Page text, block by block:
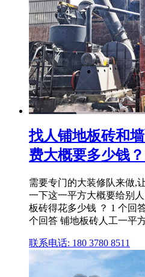
找人铺地板砖和
费大概要多少钱
需要专门的大装修队来做,
一下这一平方大概要给别
板砖得花多少钱 ？ 1 个回
个回答 铺地板砖人工一平
联系电话: 180 3780 8511